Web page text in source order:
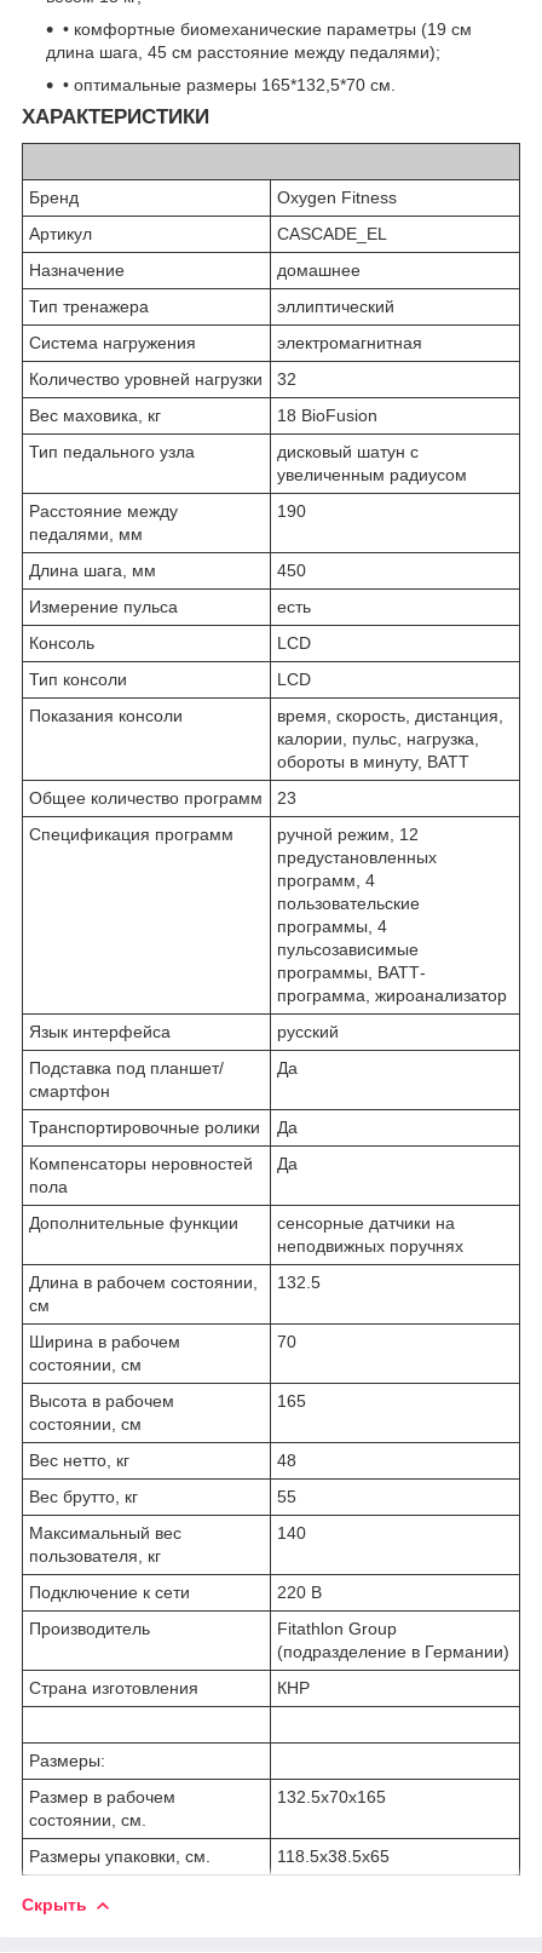
• комфортные биомеханические параметры (19 см
длина шага, 45 см расстояние между педалями);
• оптимальные размеры 165*132,5*70 см.
ХАРАКТЕРИСТИКИ
Бренд
Oxygen Fitness
Артикул
CASCADE_EL
Назначение
домашнее
Тип тренажера
эллиптический
Система нагружения
электромагнитная
Количество уровней нагрузки
32
Вес маховика, кг
18 BioFusion
Тип педального узла
дисковый шатун с
увеличенным радиусом
Расстояние между
педалями, мм
190
Длина шага, мм
450
Измерение пульса
есть
Консоль
LCD
Тип консоли
LCD
Показания консоли
время, скорость, дистанция,
калории, пульс, нагрузка,
обороты в минуту, ВАТТ
Общее количество программ
23
Спецификация программ
ручной режим, 12
предустановленных
программ, 4
пользовательские
программы, 4
пульсозависимые
программы, ВАТТ-
программа, жироанализатор
Язык интерфейса
русский
Подставка под планшет/
смартфон
Да
Транспортировочные ролики
Да
Компенсаторы неровностей
пола
Да
Дополнительные функции
сенсорные датчики на
неподвижных поручнях
Длина в рабочем состоянии,
см
132.5
Ширина в рабочем
состоянии, см
70
Высота в рабочем
состоянии, см
165
Вес нетто, кг
48
Вес брутто, кг
55
Максимальный вес
пользователя, кг
140
Подключение к сети
220 В
Производитель
Fitathlon Group
(подразделение в Германии)
Страна изготовления
КНР
Размеры:
Размер в рабочем
состоянии, см.
132.5х70x165
Размеры упаковки, см. 118.5х38.5x65
Скрыть